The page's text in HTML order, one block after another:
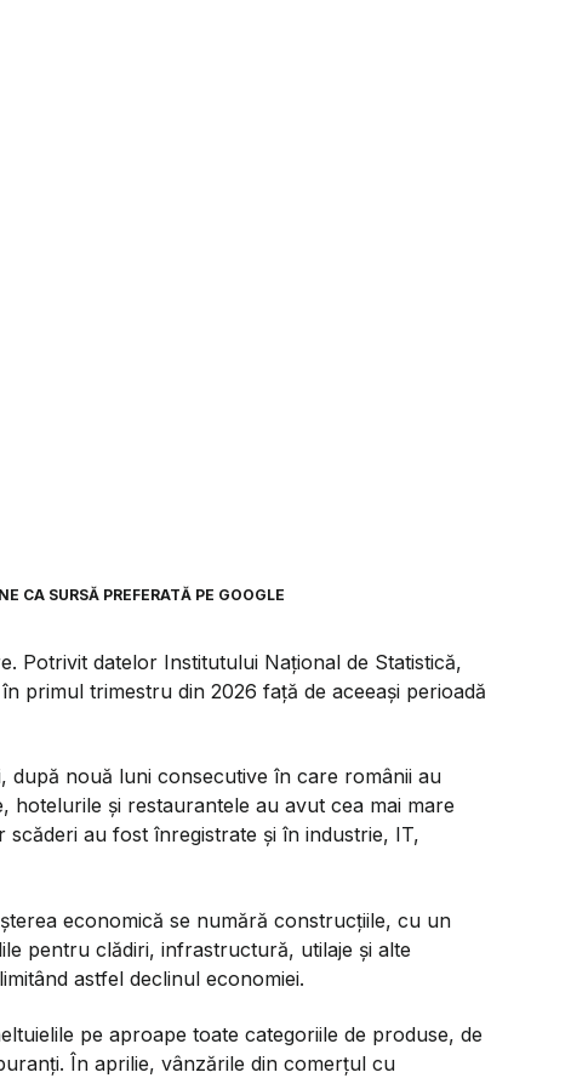
CA SURSĂ PREFERATĂ PE GOOGLE
Potrivit datelor Institutului Național de Statistică,
primul trimestru din 2026 față de aceeași perioadă
după nouă luni consecutive în care românii au
și restaurantele au avut cea mai mare
au fost înregistrate și în industrie, IT,
economică se numără construcțiile, cu un
pentru clădiri, infrastructură, utilaje și alte
astfel declinul economiei.
pe aproape toate categoriile de produse, de
În aprilie, vânzările din comerțul cu